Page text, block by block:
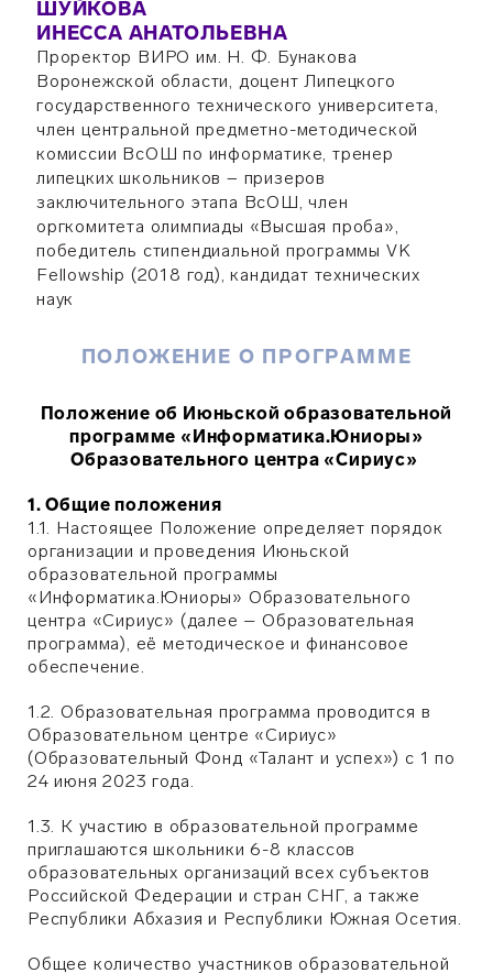
ШУЙКОВА
ИНЕССА АНАТОЛЬЕВНА
Проректор ВИРО им. Н. Ф. Бунакова
Воронежской области, доцент Липецкого
государственного технического университета,
член центральной предметно-методической
комиссии ВсОШ по информатике, тренер
липецких школьников − призеров
заключительного этапа ВсОШ, член
оргкомитета олимпиады «Высшая проба»,
победитель стипендиальной программы VK
Fellowship (2018 год), кандидат технических
наук
ПОЛОЖЕНИЕ О ПРОГРАММЕ
Положение об Июньской образовательной
программе «Информатика.Юниоры»
Образовательного центра «Сириус»
1. Общие положения
1.1. Настоящее Положение определяет порядок
организации и проведения Июньской
образовательной программы
«Информатика.Юниоры» Образовательного
центра «Сириус» (далее – Образовательная
программа), её методическое и финансовое
обеспечение.
1.2. Образовательная программа проводится в
Образовательном центре «Сириус»
(Образовательный Фонд «Талант и успех») с 1 по
24 июня 2023 года.
1.3. К участию в образовательной программе
приглашаются школьники 6-8 классов
образовательных организаций всех субъектов
Российской Федерации и стран СНГ, а также
Республики Абхазия и Республики Южная Осетия.
Общее количество участников образовательной